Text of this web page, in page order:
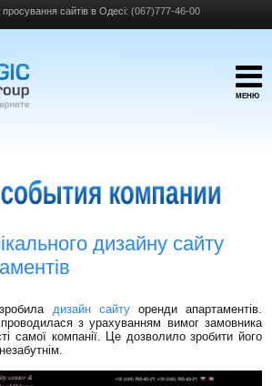
сайтів в Одесі: (067)777-46-00
МЕНЮ
дизайну сайту
дизайн сайтуоренди апартаментів.
з урахуванням вимог замовника
самої компанії. Це дозволило зробити його